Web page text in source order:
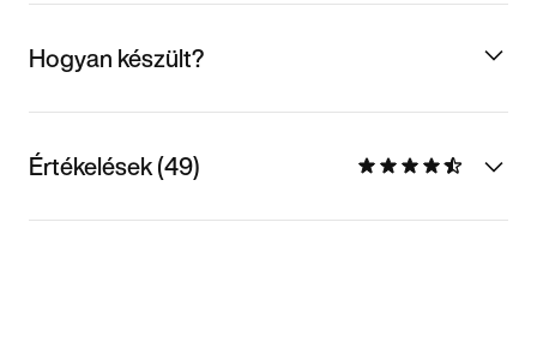
Hogyan készült?
Értékelések (49)